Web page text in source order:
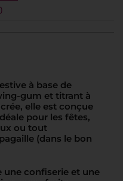
à base de
gum et titrant à
elle est conçue
pour les fêtes,
ou tout
(dans le bon
une confiserie et une